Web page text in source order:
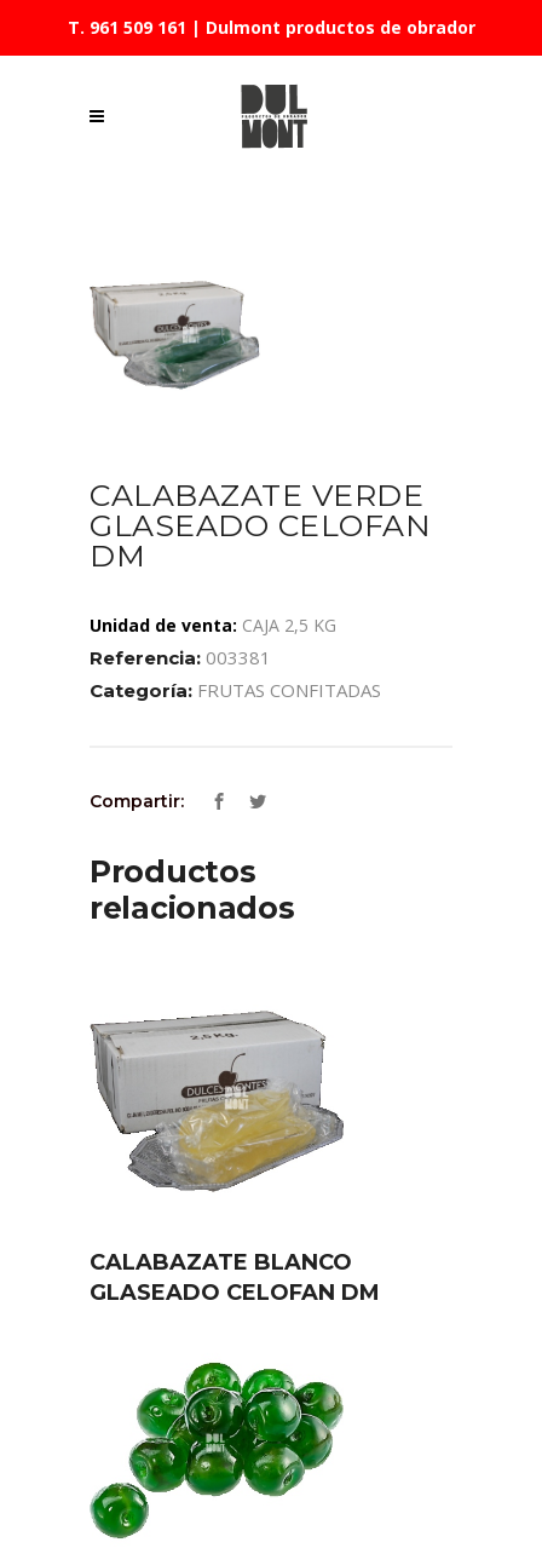
T. 961 509 161 | Dulmont productos de obrador
CALABAZATE VERDE
GLASEADO CELOFAN
DM
Unidad de venta: CAJA 2,5 KG
Referencia: 003381
Categoría: FRUTAS CONFITADAS
Compartir:
Productos
relacionados
CALABAZATE BLANCO
GLASEADO CELOFAN DM